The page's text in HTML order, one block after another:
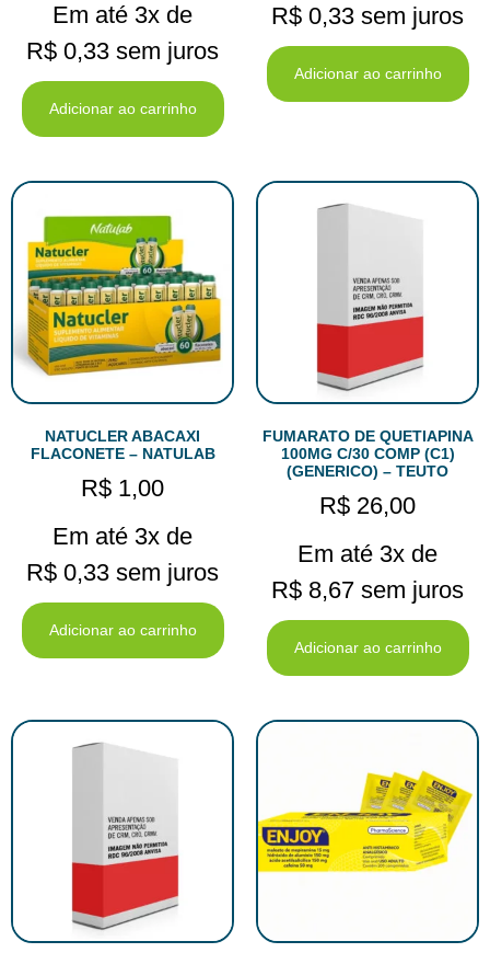
Em até 3x de
R$ 0,33 sem juros
Adicionar ao carrinho
R$ 0,33 sem juros
Adicionar ao carrinho
NATUCLER ABACAXI
FLACONETE – NATULAB
R$ 1,00
Em até 3x de
R$ 0,33 sem juros
Adicionar ao carrinho
FUMARATO DE QUETIAPINA
100MG C/30 COMP (C1)
(GENERICO) – TEUTO
R$ 26,00
Em até 3x de
R$ 8,67 sem juros
Adicionar ao carrinho